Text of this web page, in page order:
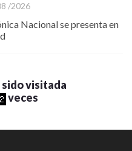
/2026
Nacional se presenta en
sido visitada
veces